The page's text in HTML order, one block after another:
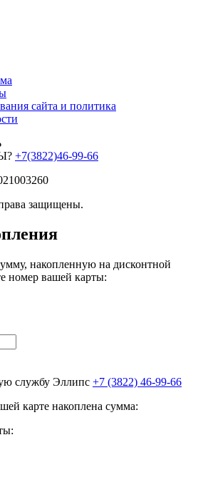
сайта и политика
+7(3822)46-99-66
защищены.
накопленную на дисконтной
номер вашей карты:
службу Эллипс +7 (3822) 46-99-66
карте накоплена сумма: